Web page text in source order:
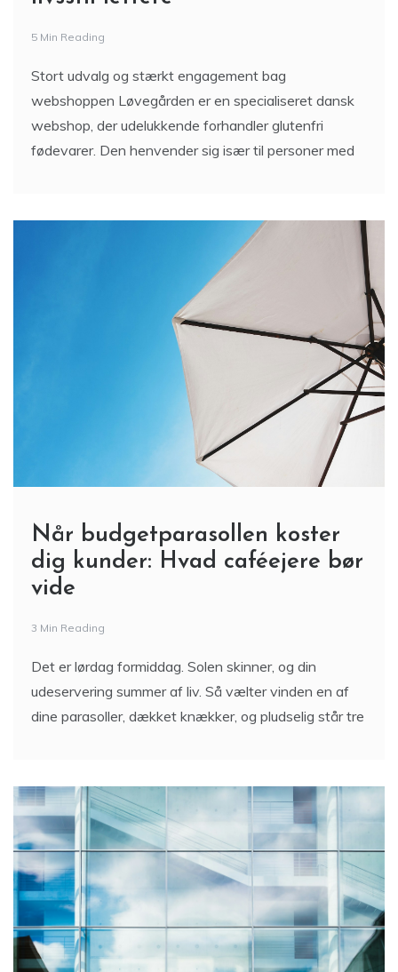
5 Min Reading
Stort udvalg og stærkt engagement bag
webshoppen Løvegården er en specialiseret dansk
webshop, der udelukkende forhandler glutenfri
fødevarer. Den henvender sig især til personer med
Når budgetparasollen koster
dig kunder: Hvad caféejere bør
vide
3 Min Reading
Det er lørdag formiddag. Solen skinner, og din
udeservering summer af liv. Så vælter vinden en af
dine parasoller, dækket knækker, og pludselig står tre